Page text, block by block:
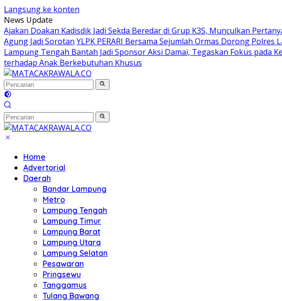
Langsung ke konten
News Update
Ajakan Doakan Kadisdik Jadi Sekda Beredar di Grup K3S, Munculkan
Agung Jadi Sorotan YLPK PERARI Bersama Sejumlah Ormas Dorong
Lampung Tengah Bantah Jadi Sponsor Aksi Damai, Tegaskan Fokus pada
terhadap Anak Berkebutuhan Khusus
Home
Advertorial
Daerah
Bandar Lampung
Metro
Lampung Tengah
Lampung Timur
Lampung Barat
Lampung Utara
Lampung Selatan
Pesawaran
Pringsewu
Tanggamus
Tulang Bawang